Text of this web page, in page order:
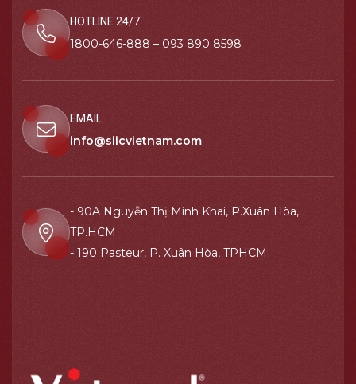
HOTLINE 24/7
1800-646-888 – 093 890 8598
EMAIL
info@siicvietnam.com
- 90A Nguyễn Thị Minh Khai, P.Xuân Hòa,
TP.HCM
- 190 Pasteur, P. Xuân Hòa, TPHCM